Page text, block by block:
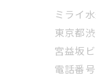
ミライ
東京都
宮益坂
電話番号